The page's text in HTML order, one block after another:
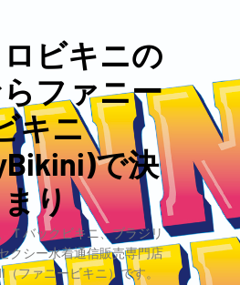
ビキニの
ファニー
キニ
で決
まり
Ｔバックビキニ、ブラジリ
クシー水着通信販売専門店
（ファニービキニ）です。